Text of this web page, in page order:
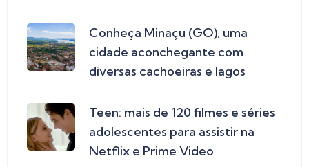
Conheça Minaçu (GO), uma
cidade aconchegante com
diversas cachoeiras e lagos
Teen: mais de 120 filmes e séries
adolescentes para assistir na
Netflix e Prime Video